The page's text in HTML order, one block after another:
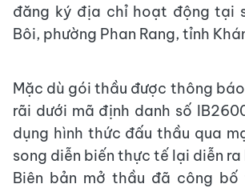
đăng ký địa chỉ hoạt động tại
Bôi, phường Phan Rang, tỉnh
Mặc dù gói thầu được thông
rãi dưới mã định danh số
dụng hình thức đấu thầu qua
song diễn biến thực tế lại diễn
Biên bản mở thầu đã công bố